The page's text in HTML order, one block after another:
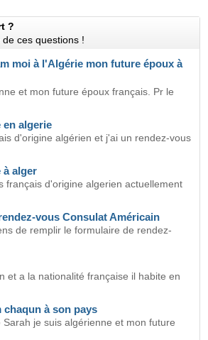
?
ces questions !
moi à l'Algérie mon future époux à
et mon future époux français. Pr le
en algerie
d'origine algérien et j'ai un rendez-vous
à alger
français d'origine algerien actuellement
vous Consulat Américain
de remplir le formulaire de rendez-
et a la nationalité française il habite en
chaqun à son pays
Sarah je suis algérienne et mon future